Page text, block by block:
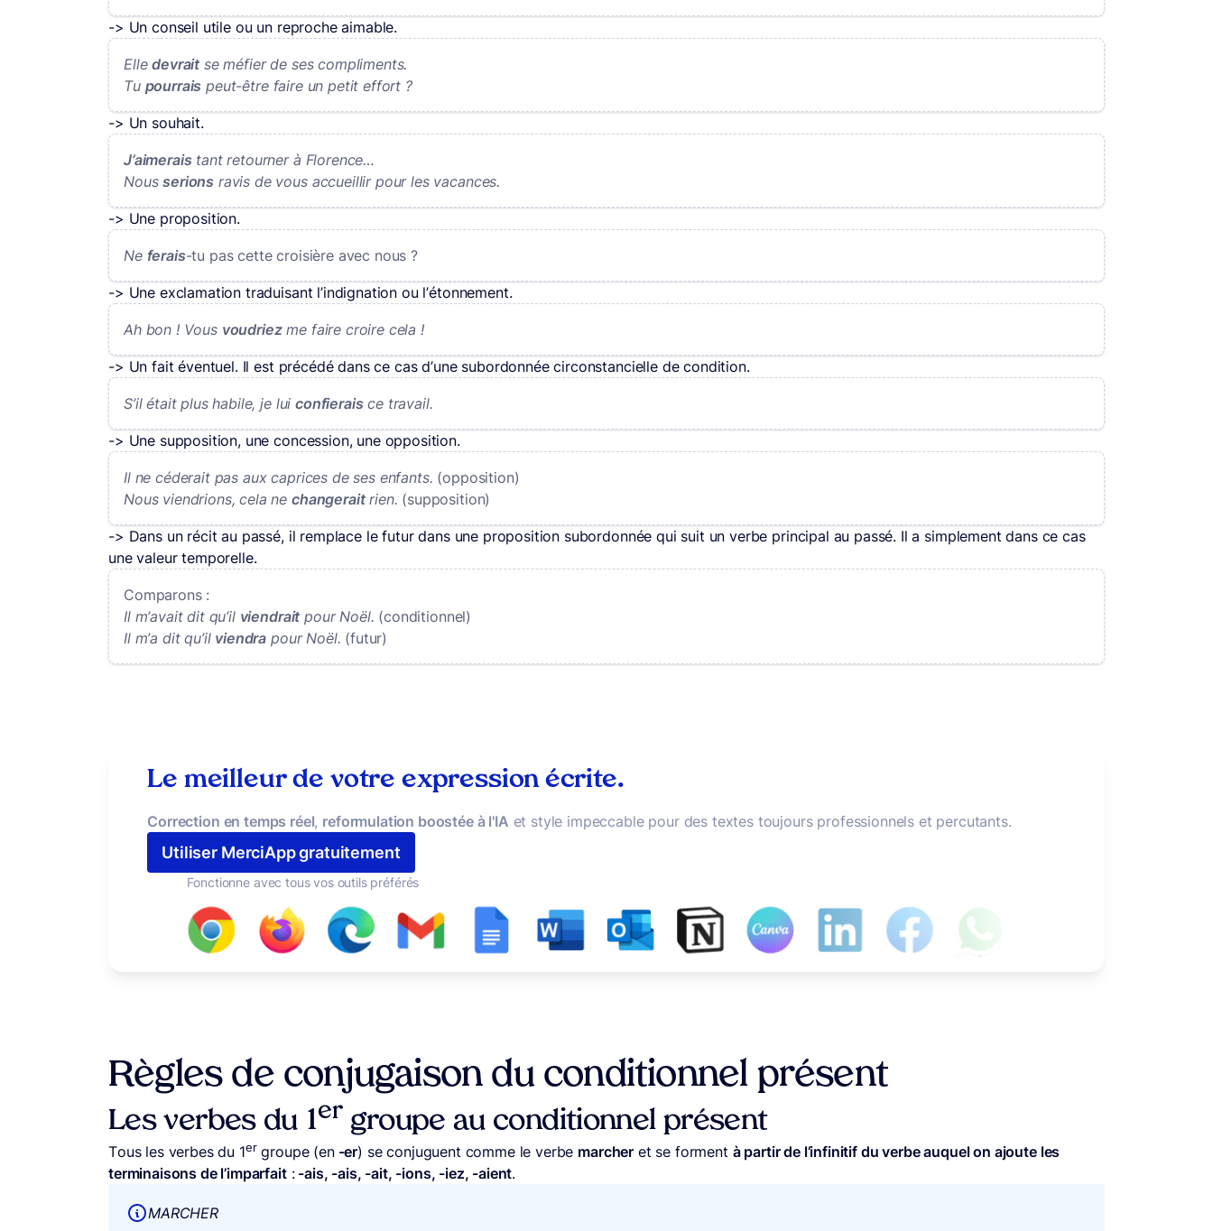
-> Un conseil utile ou un reproche aimable.
Elledevrait se méfier de ses compliments.
Tu pourrais peut-être faire un petit effort ?
-> Un souhait.
J’aimerais tant retourner à Florence…
Nousserions ravis de vous accueillir pour les vacances.
-> Une proposition.
Ne ferais-tu pas cette croisière avec nous ?
-> Une exclamation traduisant l’indignation ou l’étonnement.
Ah bon ! Vous voudriezme faire croire cela !
-> Un fait éventuel. Il est précédé dans ce cas d’une subordonnée circonstancielle de condition.
S’il était plus habile, je luiconfierais ce travail.
-> Une supposition, une concession, une opposition.
Il ne céderait pas aux caprices de ses enfants. (opposition)
Nous viendrions, cela ne changeraitrien. (supposition)
-> Dans un récit au passé, il remplace le futur dans une proposition subordonnée qui suit un verbe principal au passé. Il a simplement dans ce cas
une valeur temporelle.
Comparons :
Il m’avait dit qu’il viendrait pour Noël. (conditionnel)
Il m’a dit qu’il viendra pour Noël. (futur)
Le meilleur de votre expression écrite.
Correction en temps réel, reformulation boostée à l'IA et style impeccable pour des textes toujours professionnels et percutants.
Utiliser MerciApp gratuitement
Fonctionne avec tous vos outils préférés
Règles de conjugaison du conditionnel présent
Les verbes du 1er groupe au conditionnel présent
Tous les verbes du 1ergroupe (en-er) se conjuguent comme le verbe marcher et se forment à partir de l’infinitif du verbe auquel on ajoute les
terminaisons de l’imparfait:-ais, -ais, -ait, -ions, -iez, -aient.
MARCHER